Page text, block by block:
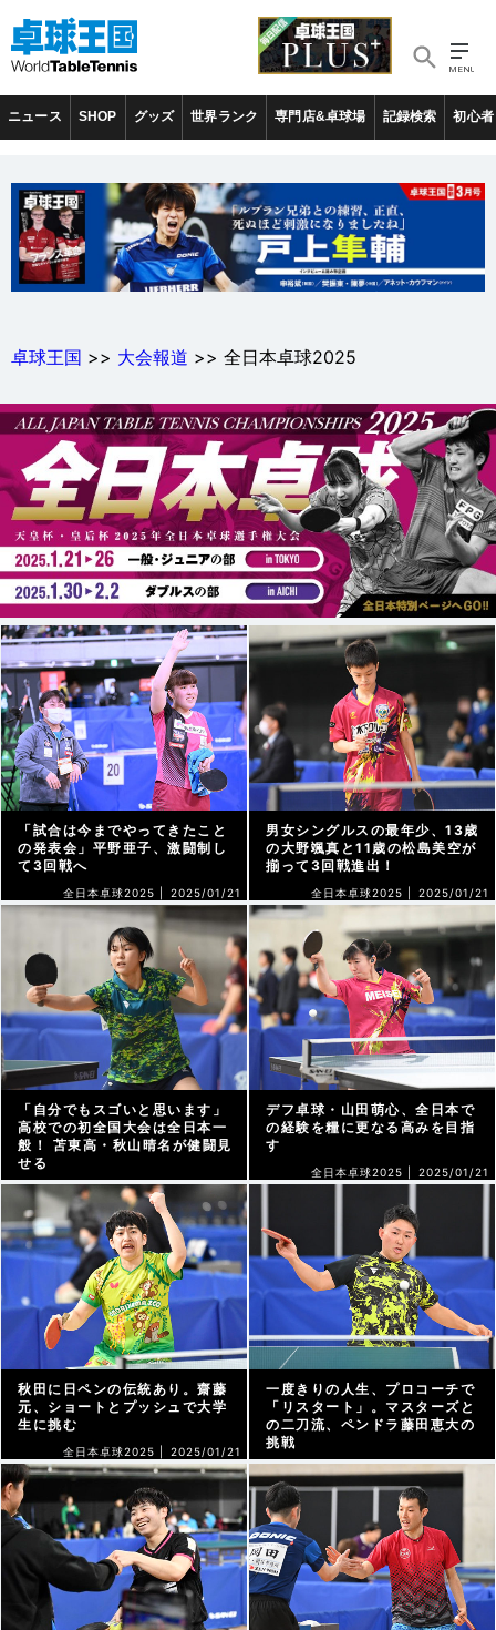
ニュース SHOP グッズ 世界ランク 専門店&卓球場 記録検索 初心者
卓球王国 >> 大会報道 >> 全日本卓球2025
「試合は今までやってきたこと
の発表会」平野亜子、激闘制し
て3回戦へ
全日本卓球2025 | 2025/01/21
男女シングルスの最年少、13歳
の大野颯真と11歳の松島美空が
揃って3回戦進出！
全日本卓球2025 | 2025/01/21
「自分でもスゴいと思います」
高校での初全国大会は全日本一
般！ 苫東高・秋山晴名が健闘見
せる
全日本卓球2025 | 2025/01/21
デフ卓球・山田萌心、全日本で
の経験を糧に更なる高みを目指
す
全日本卓球2025 | 2025/01/21
秋田に日ペンの伝統あり。齋藤
元、ショートとプッシュで大学
生に挑む
全日本卓球2025 | 2025/01/21
一度きりの人生、プロコーチで
「リスタート」。マスターズと
の二刀流、ペンドラ藤田恵大の
挑戦
全日本卓球2025 | 2025/01/21